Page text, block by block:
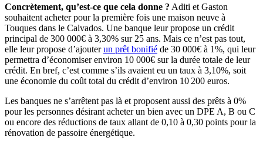
Concrètement, qu’est-ce que cela donne ? Aditi et Gaston
souhaitent acheter pour la première fois une maison neuve à
Touques dans le Calvados. Une banque leur propose un crédit
principal de 300 000€ à 3,30% sur 25 ans. Mais ce n’est pas tout,
elle leur propose d’ajouterun prêt bonifié de 30 000€ à 1%, qui leur
permettra d’économiser environ 10 000€ sur la durée totale de leur
crédit. En bref, c’est comme s’ils avaient eu un taux à 3,10%, soit
une économie du coût total du crédit d’environ 10 200 euros.
Les banques ne s’arrêtent pas là et proposent aussi des prêts à 0%
pour les personnes désirant acheter un bien avec un DPE A, B ou C
ou encore des réductions de taux allant de 0,10 à 0,30 points pour la
rénovation de passoire énergétique.